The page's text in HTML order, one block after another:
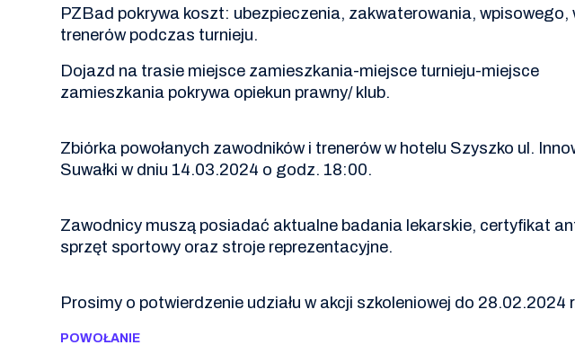
PZBad pokrywa koszt: ubezpieczenia, zakwaterowania, wpisowego,
trenerów podczas turnieju.
Dojazd na trasie miejsce zamieszkania-miejsce turnieju-miejsce
zamieszkania pokrywa opiekun prawny/ klub.
Zbiórka powołanych zawodników i trenerów w hotelu Szyszko ul.
Suwałki w dniu 14.03.2024 o godz. 18:00.
Zawodnicy muszą posiadać aktualne badania lekarskie, certyfikat
sprzęt sportowy oraz stroje reprezentacyjne.
Prosimy o potwierdzenie udziału w akcji szkoleniowej do 28.02.2024
POWOŁANIE